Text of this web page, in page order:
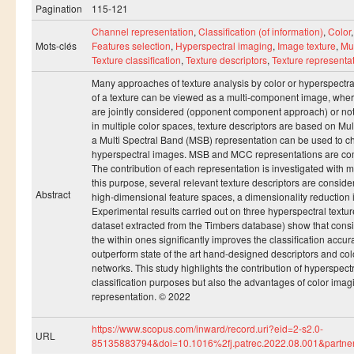
Ressources
Master MRGI
Master MSIWeb
Master RITM
Master IFGR
Master Bio-MSCS
Pagination
115-121
Mots-clés
Channel representation, Classification (of information), Color
Features selection, Hyperspectral imaging, Image texture,
Texture classification, Texture descriptors, Texture
Abstract
Many approaches of texture analysis by color or
of a texture can be viewed as a multi-component image,
are jointly considered (opponent component approach) or
in multiple color spaces, texture descriptors are based on
a Multi Spectral Band (MSB) representation can be used to
hyperspectral images. MSB and MCC representations are
The contribution of each representation is investigated with
this purpose, several relevant texture descriptors are
high-dimensional feature spaces, a dimensionality
Experimental results carried out on three hyperspectral
dataset extracted from the Timbers database) show that
the within ones significantly improves the classification
outperform state of the art hand-designed descriptors and
networks. This study highlights the contribution of
classification purposes but also the advantages of color
representation. © 2022
URL
https://www.scopus.com/inward/record.uri?eid=2-s2.0-